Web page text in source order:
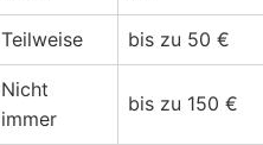
Teilweise bis zu 50 €
Nicht
immer
bis zu 150 €